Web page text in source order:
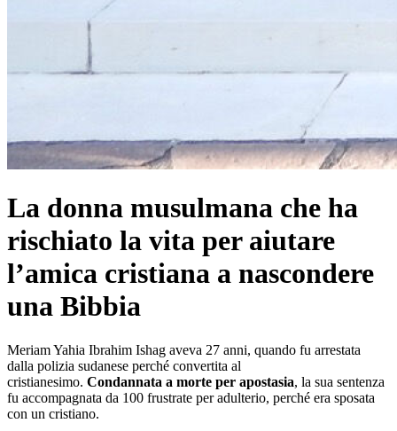
La donna musulmana che ha
rischiato la vita per aiutare
l’amica cristiana a nascondere
una Bibbia
Meriam Yahia Ibrahim Ishag aveva 27 anni, quando fu arrestata
dalla polizia sudanese perché convertita al
cristianesimo. Condannata a morte per apostasia, la sua sentenza
fu accompagnata da 100 frustrate per adulterio, perché era sposata
con un cristiano.